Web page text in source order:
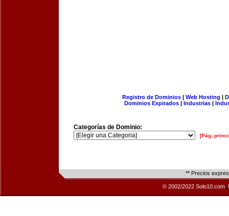
Registro de Dominios| Web Hosting |
Dominios Expirados | Industrias |
Categorías de Dominio:
[Pág.
** Precios
© 2002/2022 Solo10.com